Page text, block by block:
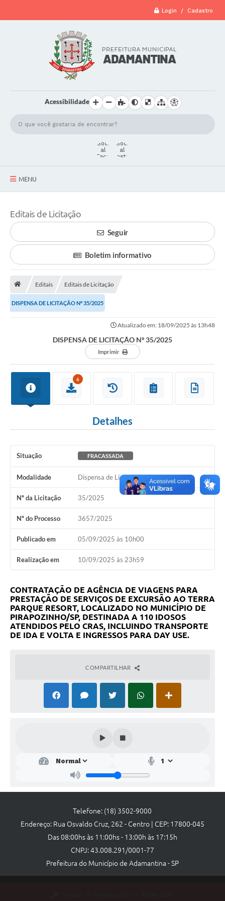
Login / Cadastro
Acessibilidade
MENU
Secretarias
Legislação
Atos Municipais
Transparência
CIPA 2026-2027
Lei Paulo Gustavo
Arquivos para Download
SEBRAE
LGPD
Sugestões
SOLICITAÇÕES PRESENCIAIS (SIC-FÍSICO)
Expediente
Sistemas
Galeria de Vídeos
Projetos
Contas Públicas
Editais de Licitação
Seguir
Boletim informativo
Editais Editais de Licitação
DISPENSA DE LICITAÇÃO Nº 35/2025
Atualizado em: 18/09/2025 às 13h48
DISPENSA DE LICITAÇÃO Nº 35/2025
Imprimir
6
Detalhes
Situação FRACASSADA
Modalidade Dispensa de Licitação
Nº da Licitação 35/2025
Nº do Processo 3657/2025
Publicado em 05/09/2025 às 10h00
Realização em 10/09/2025 às 23h59
CONTRATAÇÃO DE AGÊNCIA DE VIAGENS PARA
PRESTAÇÃO DE SERVIÇOS DE EXCURSÃO AO TERRA
PARQUE RESORT, LOCALIZADO NO MUNICÍPIO DE
PIRAPOZINHO/SP, DESTINADA A 110 IDOSOS
ATENDIDOS PELO CRAS, INCLUINDO TRANSPORTE
DE IDA E VOLTA E INGRESSOS PARA DAY USE.
COMPARTILHAR
Telefone: (18) 3502-9000
Endereço: Rua Osvaldo Cruz, 262 - Centro | CEP: 17800-045
Das 08:00hs às 11:00hs - 13:00h às 17:15h
CNPJ: 43.008.291/0001-77
Prefeitura do Município de Adamantina - SP